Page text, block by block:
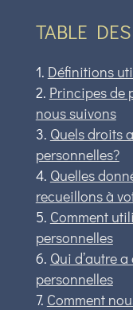
TABLE
Définitions
Principes de
nous suivons
Quels droits
personnelles?
Quelles
recueillons à
Comment
personnelles
Qui d’autre
personnelles
Comment